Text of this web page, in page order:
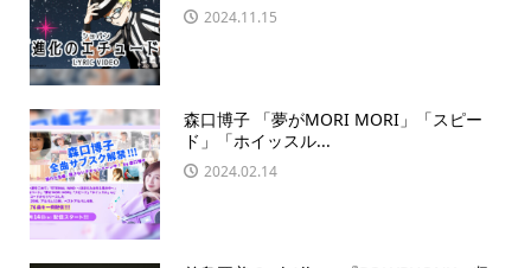
2024.11.15
森口博子 「夢がMORI MORI」「スピー
ド」「ホイッスル...
2024.02.14